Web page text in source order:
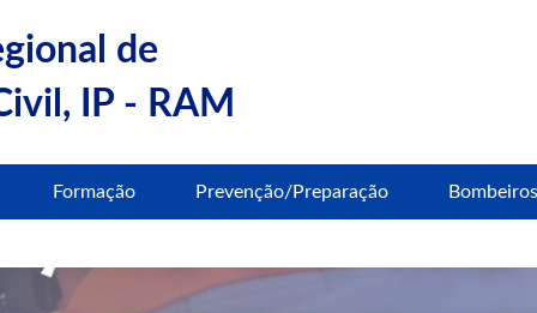
de
IP - RAM
Formação Prevenção/Preparação Bombeiros